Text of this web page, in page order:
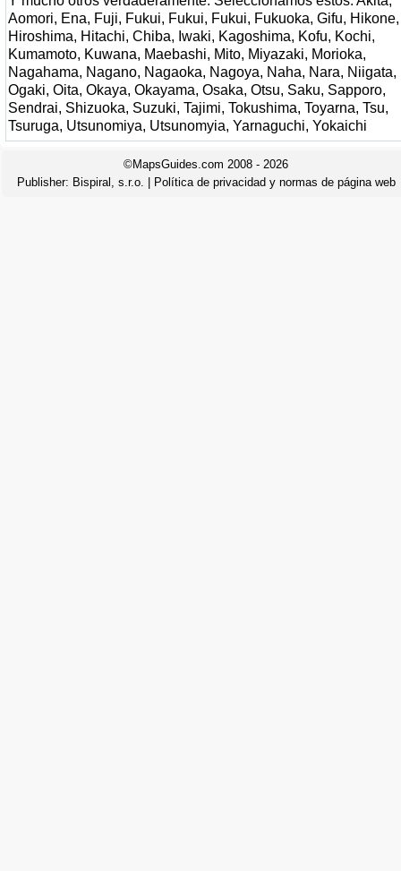
Aomori, Ena, Fuji, Fukui, Fukui, Fukui, Fukuoka, Gifu, Hikone,
Hiroshima, Hitachi, Chiba, Iwaki, Kagoshima, Kofu, Kochi,
Kumamoto, Kuwana, Maebashi, Mito, Miyazaki, Morioka,
Nagahama, Nagano, Nagaoka, Nagoya, Naha, Nara, Niigata,
Ogaki, Oita, Okaya, Okayama, Osaka, Otsu, Saku, Sapporo,
Sendrai, Shizuoka, Suzuki, Tajimi, Tokushima, Toyarna, Tsu,
Tsuruga, Utsunomiya, Utsunomyia, Yarnaguchi, Yokaichi
©MapsGuides.com 2008 - 2026
Publisher: Bispiral, s.r.o. Política de privacidad y normas de página web